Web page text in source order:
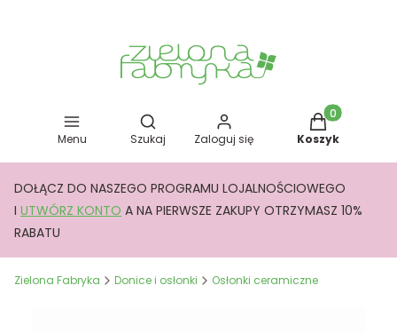
Menu
Otwórz wyszukiwarkę
Szukaj Zaloguj się
Produkty w
Koszyk
DOŁĄCZ DO NASZEGO PROGRAMU LOJALNOŚCIOWEGO
I UTWÓRZ KONTO A NA PIERWSZE ZAKUPY OTRZYMASZ 10%
RABATU
Zielona Fabryka Donice i osłonki Osłonki ceramiczne